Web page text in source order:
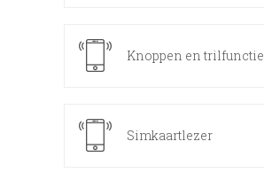
Knoppen en trilfunctie
Simkaartlezer